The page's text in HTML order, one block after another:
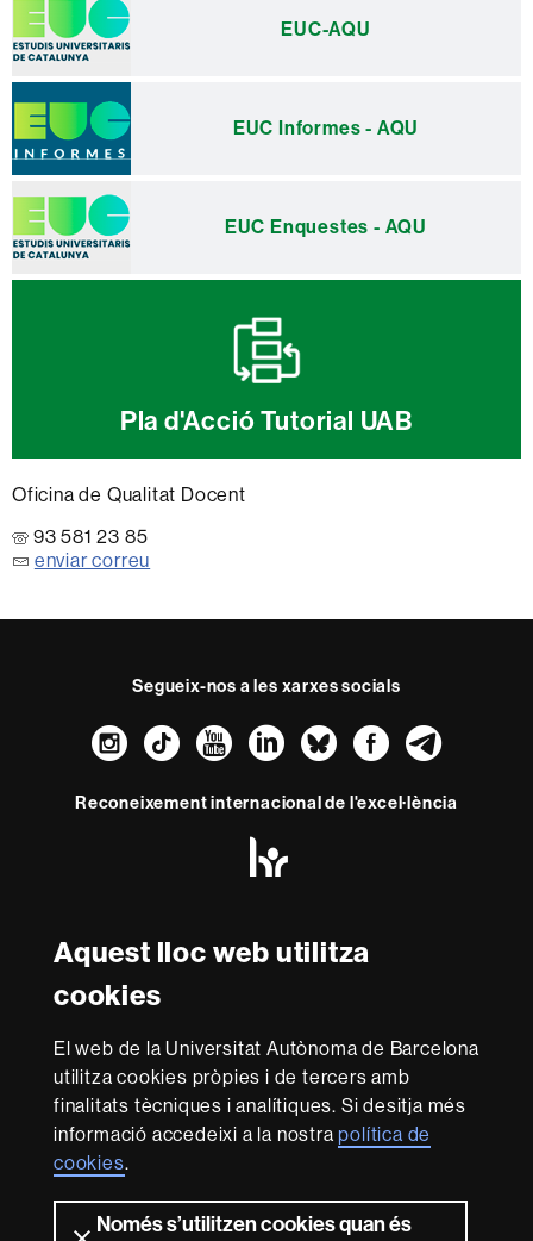
Aquest lloc web utilitza
cookies
El web de la Universitat Autònoma de Barcelona
utilitza cookies pròpies i de tercers amb
finalitats tècniques i analítiques. Si desitja més
informació accedeixi a la nostrapolítica de
cookies.
Només s’utilitzen cookies quan és
EUC-AQU
EUC Informes - AQU
EUC Enquestes - AQU
Pla d'Acció Tutorial UAB
Oficina de Qualitat Docent
93 581 23 85
enviar correu
Segueix-nos a les xarxes socials
Instagram
TikTokYouTube
LinkedIn
Bluesky
Reconeixement internacional de l'excel·lència
-
Euraxess
Amb el finançament de
Sobre
aquest
web
Avís legal Protecció de dades Sobre el
web
Accessibilitat web Mapa del web UAB
docència de qualitat i excel·lència, diversificada,